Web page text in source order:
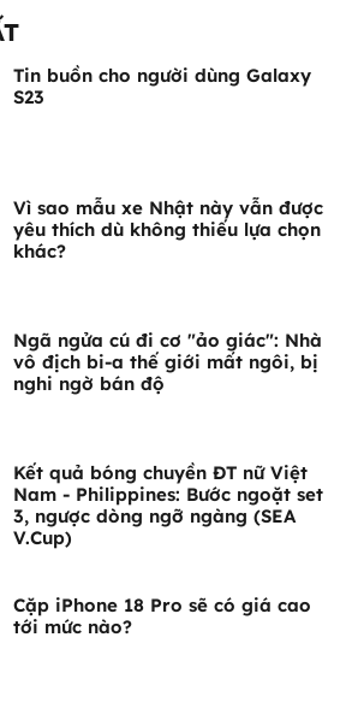
Tin buồn cho người dùng Galaxy
S23
Vì sao mẫu xe Nhật này vẫn được
yêu thích dù không thiếu lựa chọn
khác?
Ngã ngửa cú đi cơ "ảo giác": Nhà
vô địch bi-a thế giới mất ngôi, bị
nghi ngờ bán độ
Kết quả bóng chuyền ĐT nữ Việt
Nam - Philippines: Bước ngoặt set
3, ngược dòng ngỡ ngàng (SEA
V.Cup)
Cặp iPhone 18 Pro sẽ có giá cao
tới mức nào?